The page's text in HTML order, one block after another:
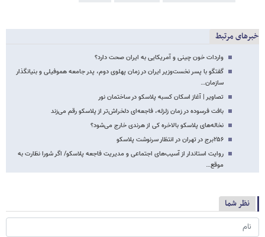
خبرهای مرتبط
واردات خون چینی و آمریکایی به ایران صحت دارد؟
گفتگو با پسر نخست‌وزیر ایران در زمان پهلوی دوم، پدر جامعه هموفیلی و بنیانگذار
سازمان…
تصاویر | آغاز اسکان کسبه پلاسکو در ساختمان نور
بافت فرسوده در زمان زلزله، فاجعه‌ای دلخراش‌تر از پلاسکو رقم می‌زند
نخاله‌های پلاسکو بالاخره کی از هرندی خارج می‌شود؟
۲۵۶برج در تهران در انتظار سرنوشت پلاسکو
روایت استاندار از آسیب‌های اجتماعی و مدیریت فاجعه پلاسکو/ اگر شورا نظارت به
موقع…
نظر شما